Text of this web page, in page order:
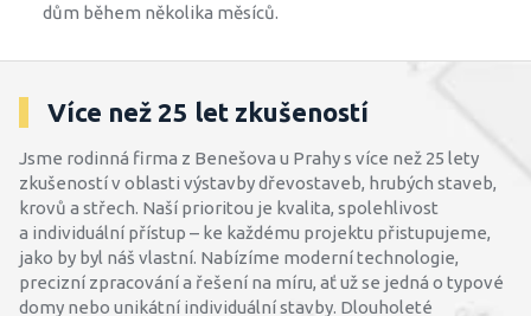
dům během několika měsíců.
Více než 25 let zkušeností
Jsme rodinná firma z Benešova u Prahy s více než 25 lety
zkušeností v oblasti výstavby dřevostaveb, hrubých staveb,
krovů a střech. Naší prioritou je kvalita, spolehlivost
a individuální přístup – ke každému projektu přistupujeme,
jako by byl náš vlastní. Nabízíme moderní technologie,
precizní zpracování a řešení na míru, ať už se jedná o typové
domy nebo unikátní individuální stavby. Dlouholeté